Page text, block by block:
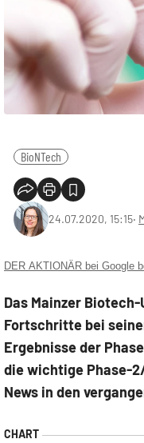
BioNTech
24.07.2020, 15:15‧
DER AKTIONÄR bei Google
Das Mainzer
Fortschritte bei
Ergebnisse der
die wichtige Phase-
News in den